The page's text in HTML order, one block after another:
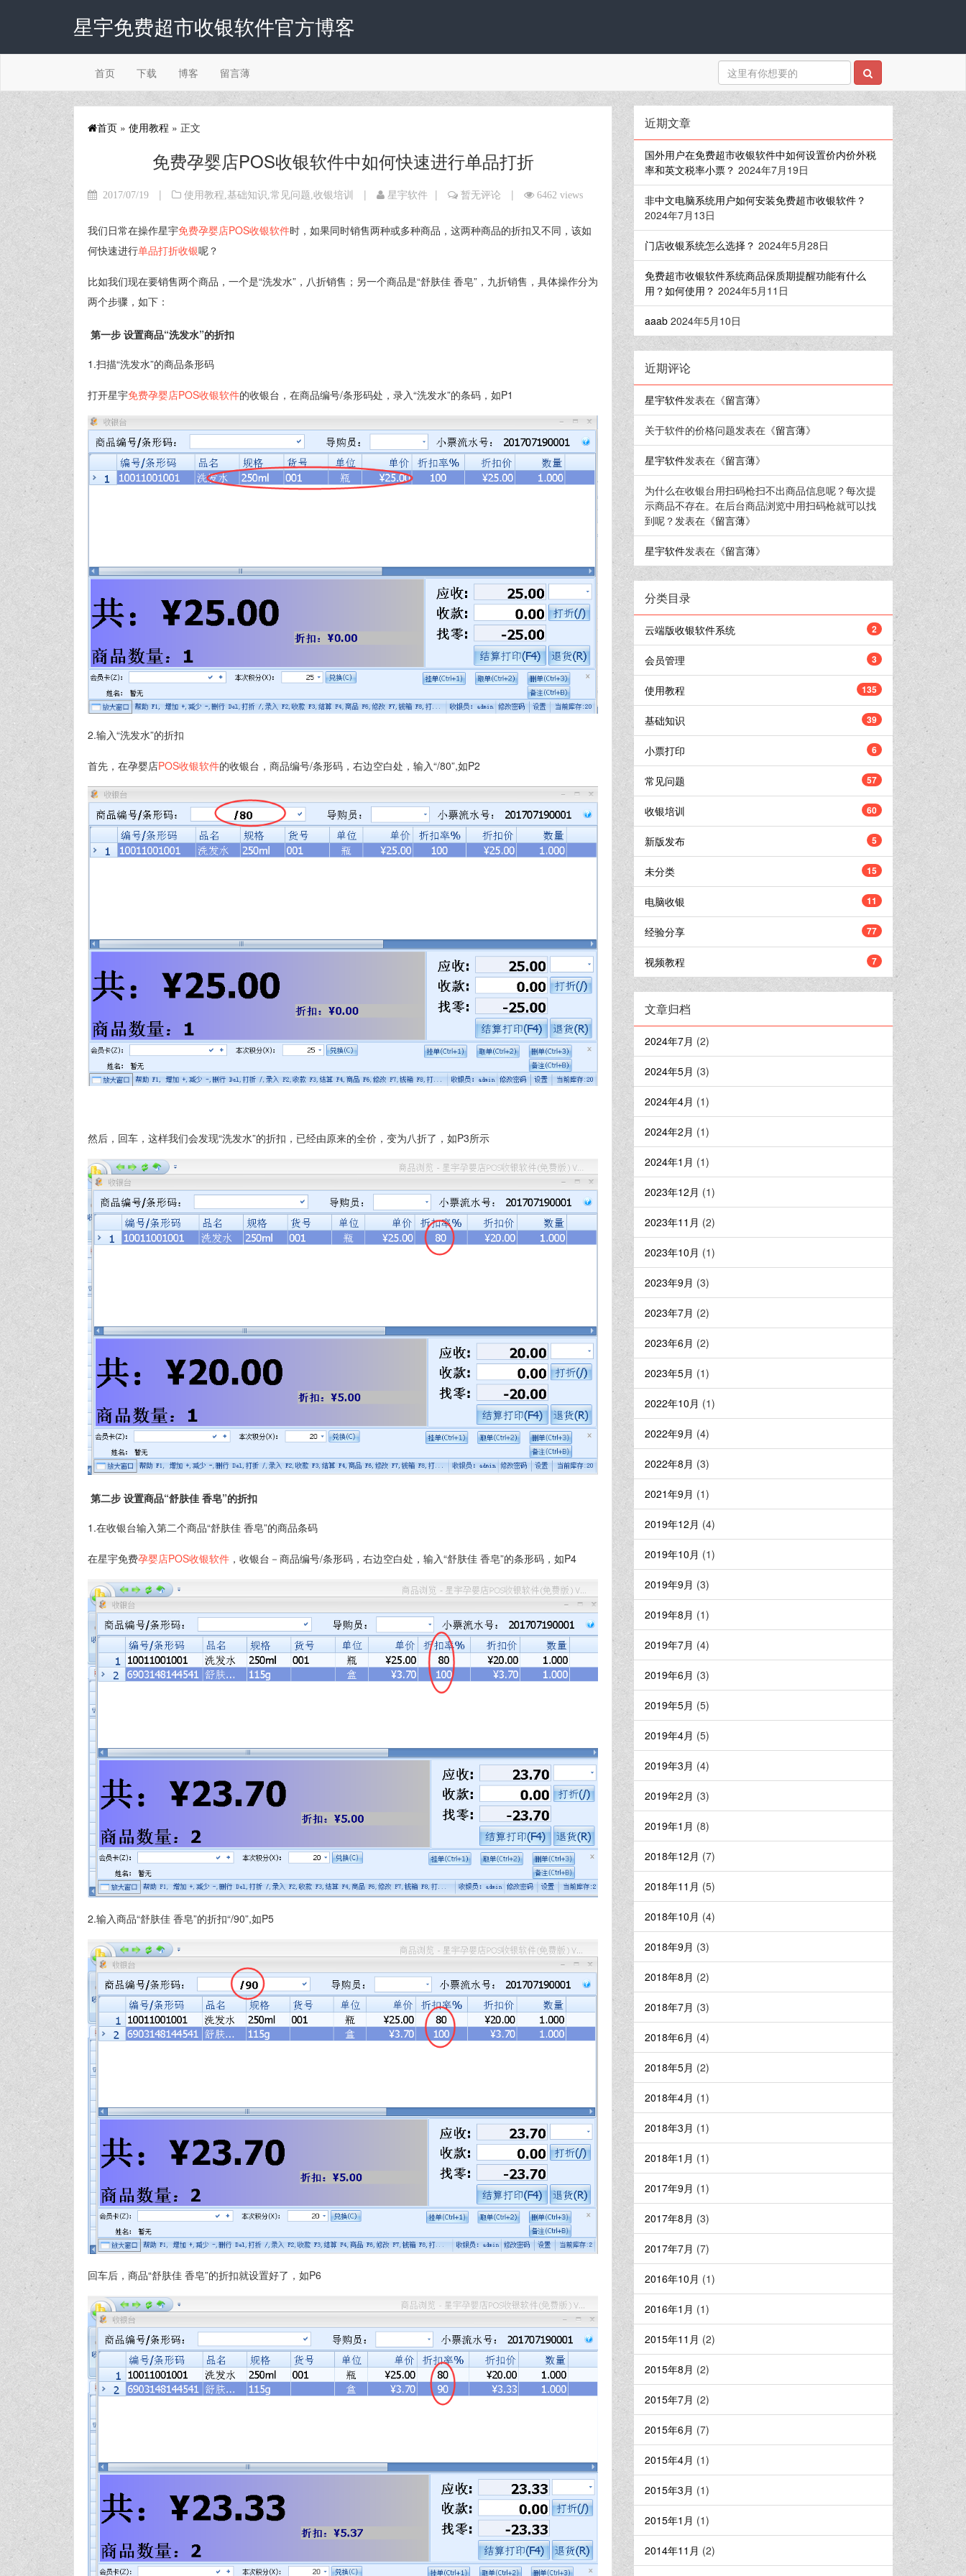
星宇免费超市收银软件官方博客
首页 下载 博客 留言薄
首页 » 使用教程 » 正文
免费孕婴店POS收银软件中如何快速进行单品打折
2017/07/19 | 使用教程 基础知识 常见问题 收银培训 | 星宇软件 | 暂无评论 | 6462 views
我们日常在操作星宇免费孕婴店POS收银软件时，如果同时销售两种或多种商品，这两种商品的折扣又不同，该如
何快速进行单品打折收银呢？
比如我们现在要销售两个商品，一个是“洗发水”，八折销售；另一个商品是“舒肤佳 香皂”，九折销售，具体操作分为
两个步骤，如下：
第一步 设置商品“洗发水”的折扣
1.扫描“洗发水”的商品条形码
打开星宇免费孕婴店POS收银软件的收银台，在商品编号/条形码处，录入“洗发水”的条码，如P1
2.输入“洗发水”的折扣
首先，在孕婴店POS收银软件的收银台，商品编号/条形码，右边空白处，输入“/80”,如P2
然后，回车，这样我们会发现“洗发水”的折扣，已经由原来的全价，变为八折了，如P3所示
第二步 设置商品“舒肤佳 香皂”的折扣
1.在收银台输入第二个商品“舒肤佳 香皂”的商品条码
在星宇免费孕婴店POS收银软件 ，收银台－商品编号/条形码，右边空白处，输入“舒肤佳 香皂”的条形码，如P4
2.输入商品“舒肤佳 香皂”的折扣“/90”,如P5
回车后，商品“舒肤佳 香皂”的折扣就设置好了，如P6
近期文章
国外用户在免费超市收银软件中如何设置价内价外税
率和英文税率小票？ 2024年7月19日
非中文电脑系统用户如何安装免费超市收银软件？
2024年7月13日
门店收银系统怎么选择？ 2024年5月28日
免费超市收银软件系统商品保质期提醒功能有什么
用？如何使用？ 2024年5月11日
aaab 2024年5月10日
近期评论
星宇软件发表在《留言薄》
关于软件的价格问题发表在《留言薄》
星宇软件发表在《留言薄》
为什么在收银台用扫码枪扫不出商品信息呢？每次提
示商品不存在。在后台商品浏览中用扫码枪就可以找
到呢？发表在《留言薄》
星宇软件发表在《留言薄》
分类目录
云端版收银软件系统 2
会员管理 3
使用教程 135
基础知识 39
小票打印 6
常见问题 57
收银培训 60
新版发布 5
未分类 15
电脑收银 11
经验分享 77
视频教程 7
文章归档
2024年7月 (2)
2024年5月 (3)
2024年4月 (1)
2024年2月 (1)
2024年1月 (1)
2023年12月 (1)
2023年11月 (2)
2023年10月 (1)
2023年9月 (3)
2023年7月 (2)
2023年6月 (2)
2023年5月 (1)
2022年10月 (1)
2022年9月 (4)
2022年8月 (3)
2021年9月 (1)
2019年12月 (4)
2019年10月 (1)
2019年9月 (3)
2019年8月 (1)
2019年7月 (4)
2019年6月 (3)
2019年5月 (5)
2019年4月 (5)
2019年3月 (4)
2019年2月 (3)
2019年1月 (8)
2018年12月 (7)
2018年11月 (5)
2018年10月 (4)
2018年9月 (3)
2018年8月 (2)
2018年7月 (3)
2018年6月 (4)
2018年5月 (2)
2018年4月 (1)
2018年3月 (1)
2018年1月 (1)
2017年9月 (1)
2017年8月 (3)
2017年7月 (7)
2016年10月 (1)
2016年1月 (1)
2015年11月 (2)
2015年8月 (2)
2015年7月 (2)
2015年6月 (7)
2015年4月 (1)
2015年3月 (1)
2015年1月 (1)
2014年11月 (2)